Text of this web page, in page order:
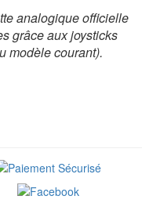
analogique officielle
grâce aux joysticks
modèle courant).